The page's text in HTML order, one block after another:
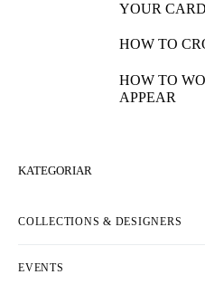
YOUR
HOW TO
HOW TO
APPEAR
KATEGORIAR
COLLECTIONS & DESIGNERS
EVENTS